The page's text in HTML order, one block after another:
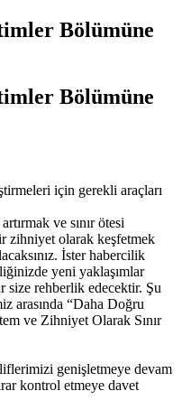
Bölümüne
Bölümüne
için gerekli araçları
ve sınır ötesi
zihniyet olarak keşfetmek
İster habercilik
yeni yaklaşımlar
size rehberlik edecektir. Şu
arasında “Daha Doğru
ve Zihniyet Olarak Sınır
genişletmeye devam
kontrol etmeye davet